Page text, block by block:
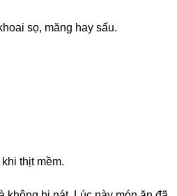
sọ, măng hay sấu.
thịt mềm.